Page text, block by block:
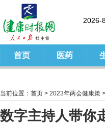
2026-
首页 医药
当前位置： 首页 > 2023年两会健康策 >
数字主持人带你